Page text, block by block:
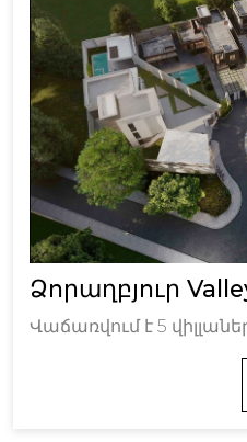
Ձորաղբյուր
Վաճառվում է 5